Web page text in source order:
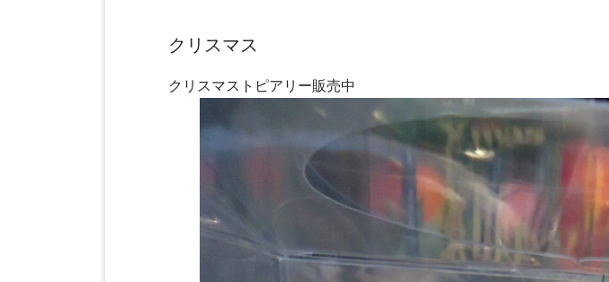
クリスマス
クリスマストピアリー販売中